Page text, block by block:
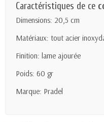
Caractéristiques de ce
Dimensions: 20,5 cm
Matériaux: tout acier
Finition: lame ajourée
Poids: 60 gr
Marque: Pradel